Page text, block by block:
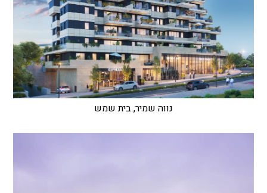
נווה שמיר, בית שמש